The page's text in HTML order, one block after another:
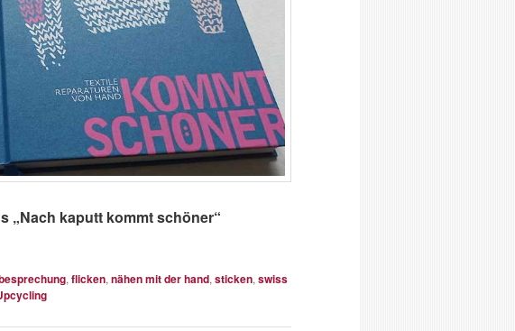
„Nach kaputt kommt schöner“
, flicken, nähen mit der hand, sticken, swiss